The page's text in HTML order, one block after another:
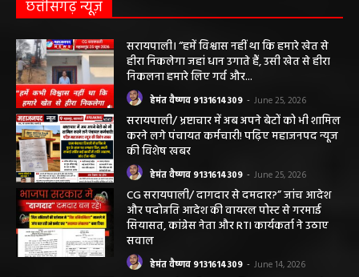
सरायपाली/ भ्रष्टाचार में अब अपने बेटों को भी शामिल
की विशेष खबर
हेमंत वैष्णव 9131614309 - June 25, 2026
CG सरायपाली/ दागदार से दमदार?” जांच आदेश
और पदोन्नति आदेश की वायरल पोस्ट से गरमाई
सियासत, कांग्रेस नेता और RTI कार्यकर्ता ने उठाए
सवाल
हेमंत वैष्णव 9131614309
भंवरपुर/ मरीज की जान से खिलवाड़ एक्सपायरी
बोतल चढ़ा कर डॉ साहब घंटों गायब महिला की
जान खतरे से……………….…..
हेमंत वैष्णव 9131614309 - June 10, 2026